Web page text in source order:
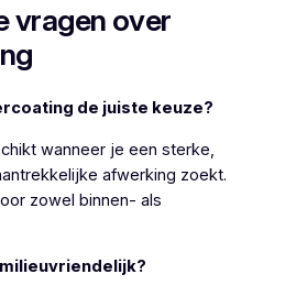
vragen over
de juiste keuze?
wanneer je een sterke,
afwerking zoekt.
zowel binnen- als